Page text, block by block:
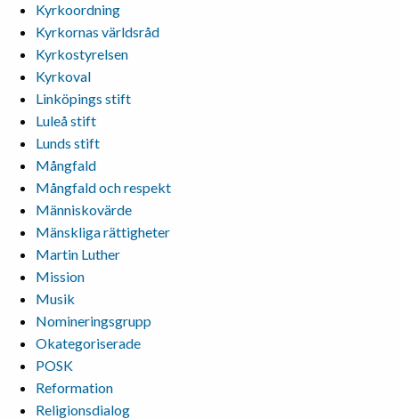
Kyrkoordning
Kyrkornas världsråd
Kyrkostyrelsen
Kyrkoval
Linköpings stift
Luleå stift
Lunds stift
Mångfald
Mångfald och respekt
Människovärde
Mänskliga rättigheter
Martin Luther
Mission
Musik
Nomineringsgrupp
Okategoriserade
POSK
Reformation
Religionsdialog